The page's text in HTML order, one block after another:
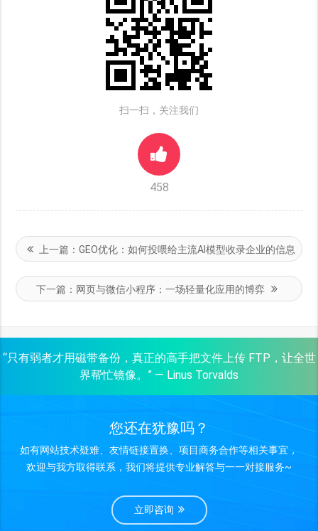
扫一扫，关注我们
458
上一篇：GEO优化：如何投喂给主流AI模型收录企业的信息
下一篇： 网页与微信小程序：一场轻量化应用的博弈
“只有弱者才用磁带备份，真正的高手把文件上传 FTP，让全世
界帮忙镜像。” — Linus Torvalds
您还在犹豫吗？
如有网站技术疑难、友情链接置换、项目商务合作等相关事宜，
欢迎与我方取得联系，我们将提供专业解答与一一对接服务~
立即咨询